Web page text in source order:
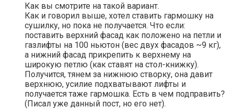
Как вы смотрите на такой вариант.
Как и говорил выше, хотел ставить гармошку на
сушилку, но пока не получается. Что если:
поставить верхний фасад как положено на петли и
газлифты на 100 ньютон (вес двух фасадов ~9 кг),
а нижний фасад прикрепить к верхнему на
широкую петлю (как ставят на стол-книжку).
Получится, тянем за нижнюю створку, она давит
верхнюю, усилие подхватывают лифты и
получается таже гармошка. Есть в чем подправить?
(Писал уже данный пост, но его нет).